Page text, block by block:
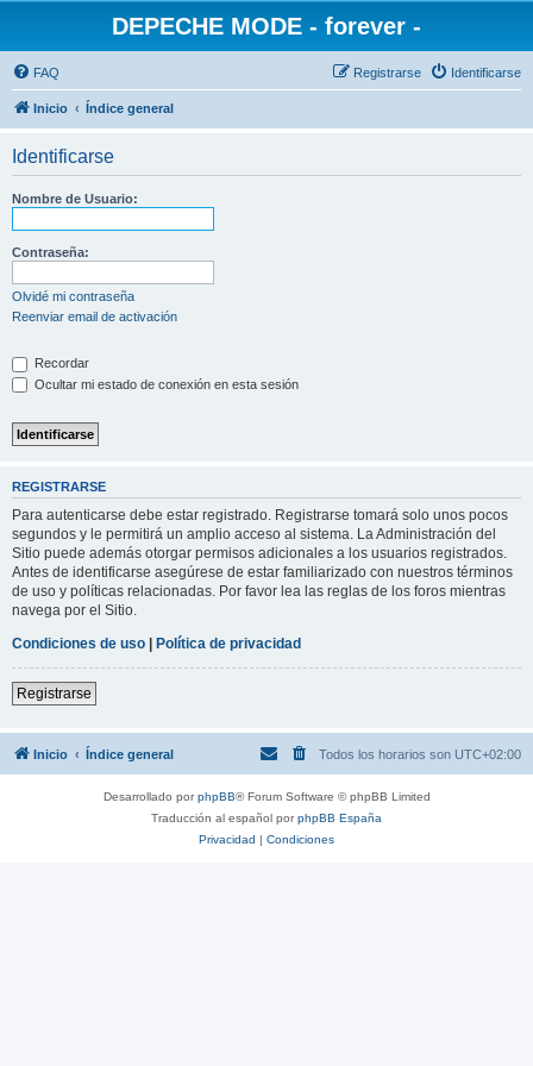
DEPECHE MODE - forever -
FAQ Identificarse
Registrarse
Inicio Índice general
Identificarse
Nombre de Usuario:
Contraseña:
Olvidé mi contraseña
Reenviar email de activación
Recordar
Ocultar mi estado de conexión en esta sesión
REGISTRARSE
Para autenticarse debe estar registrado. Registrarse tomará solo unos pocos
segundos y le permitirá un amplio acceso al sistema. La Administración del
Sitio puede además otorgar permisos adicionales a los usuarios registrados.
Antes de identificarse asegúrese de estar familiarizado con nuestros términos
de uso y políticas relacionadas. Por favor lea las reglas de los foros mientras
navega por el Sitio.
Condiciones de uso | Política de privacidad
Registrarse
Inicio Índice general Todos los horarios son UTC+02:00
Desarrollado porphpBB® Forum Software © phpBB Limited
Traducción al español porphpBB España
Privacidad | Condiciones